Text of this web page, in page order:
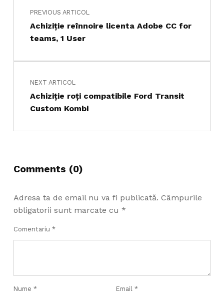
PREVIOUS ARTICOL
Achiziţie reînnoire licenta Adobe CC for
teams, 1 User
NEXT ARTICOL
Achiziție roţi compatibile Ford Transit
Custom Kombi
Comments (0)
Adresa ta de email nu va fi publicată. Câmpurile
obligatorii sunt marcate cu *
Comentariu *
Nume * Email *